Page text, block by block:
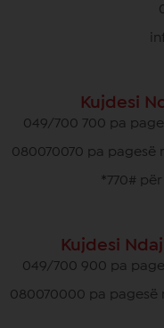
Kujdesi
049/700 700 pa
080070070 pa pagesë
*770#
Kujdesi
049/700 900 pa
080070000 pa pagesë